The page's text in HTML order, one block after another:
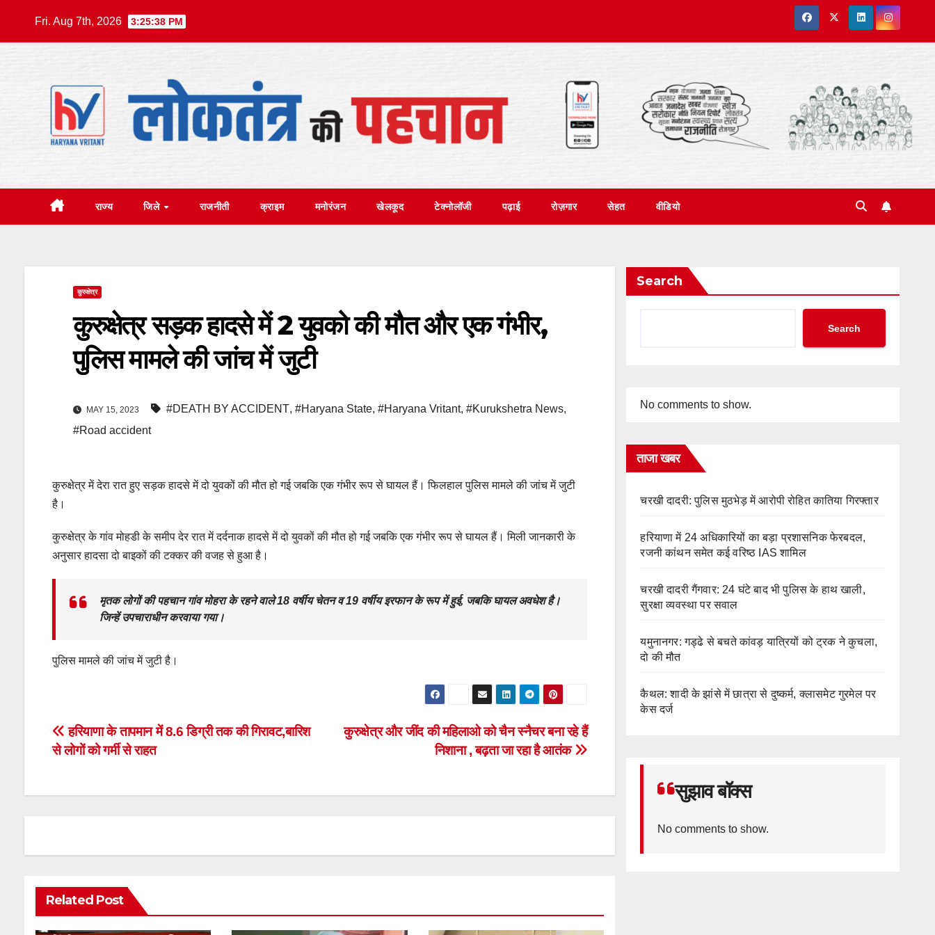
Fri. Aug 7th, 2026 3:25:39 PM
राज्य जिले राजनीती क्राइम मनोरंजन खेलकूद टेक्नोलॉजी पढ़ाई रोज़गार सेहत वीडियो
कुरुक्षेत्र
कुरुक्षेत्र सड़क हादसे में 2 युवको की मौत और एक गंभीर,
पुलिस मामले की जांच में जुटी
MAY 15, 2023 #DEATH BY ACCIDENT, #Haryana State, #Haryana Vritant, #Kurukshetra News,
#Road accident
कुरुक्षेत्र में देरा रात हुए सड़क हादसे में दो युवकों की मौत हो गई जबकि एक गंभीर रूप से घायल हैं। फिलहाल पुलिस मामले की जांच में जुटी
है।
कुरुक्षेत्र के गांव मोहडी के समीप देर रात में दर्दनाक हादसे में दो युवकों की मौत हो गई जबकि एक गंभीर रूप से घायल हैं। मिली जानकारी के
अनुसार हादसा दो बाइकों की टक्कर की वजह से हुआ है।
मृतक लोगों की पहचान गांव मोहरा के रहने वाले 18 वर्षीय चेतन व 19 वर्षीय इरफान के रूप में हुई, जबकि घायल अवधेश है।
जिन्हें उपचाराधीन करवाया गया।
पुलिस मामले की जांच में जुटी है।
Post
navigation
कुरुक्षेत्र और जींद की महिलाओ को चैन स्नैचर बना रहे हैं
निशाना , बढ़ता जा रहा है आतंक
हरियाणा के तापमान में 8.6 डिग्री तक की गिरावट,बारिश
से लोगों को गर्मी से राहत
Related Post
Search
Search
No comments to show.
ताजा खबर
चरखी दादरी: पुलिस मुठभेड़ में आरोपी रोहित कातिया गिरफ्तार
हरियाणा में 24 अधिकारियों का बड़ा प्रशासनिक फेरबदल,
रजनी कांथन समेत कई वरिष्ठ IAS शामिल
चरखी दादरी गैंगवार: 24 घंटे बाद भी पुलिस के हाथ खाली,
सुरक्षा व्यवस्था पर सवाल
यमुनानगर: गड्ढे से बचते कांवड़ यात्रियों को ट्रक ने कुचला,
दो की मौत
कैथल: शादी के झांसे में छात्रा से दुष्कर्म, क्लासमेट गुरमेल पर
केस दर्ज
सुझाव बॉक्स
No comments to show.